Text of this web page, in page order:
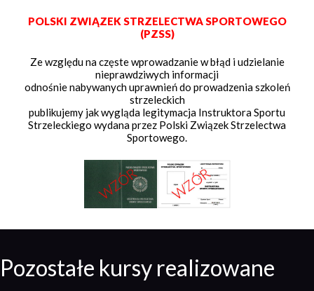
POLSKI ZWIĄZEK STRZELECTWA SPORTOWEGO
(PZSS)
Ze względu na częste wprowadzanie w błąd i udzielanie
nieprawdziwych informacji
odnośnie nabywanych uprawnień do prowadzenia szkoleń
strzeleckich
publikujemy jak wygląda legitymacja Instruktora Sportu
Strzeleckiego wydana przez Polski Związek Strzelectwa
Sportowego.
Pozostałe kursy realizowane